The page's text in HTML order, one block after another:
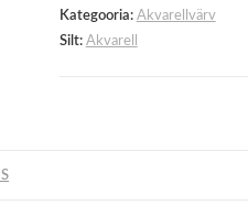
Kategooria: Akvarellvärv
Silt: Akvarell